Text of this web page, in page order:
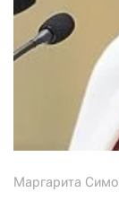
Маргарита